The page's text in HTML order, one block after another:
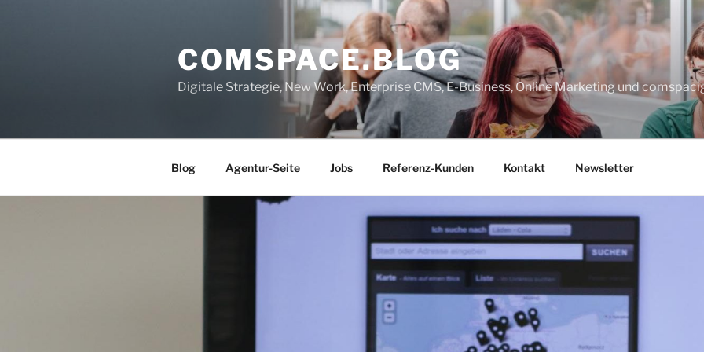
COMSPACE.BLOG
Digitale Strategie, New Work, Enterprise CMS, E-Business, Online Marketing und
Blog Agentur-Seite Jobs Referenz-Kunden Kontakt Newsletter